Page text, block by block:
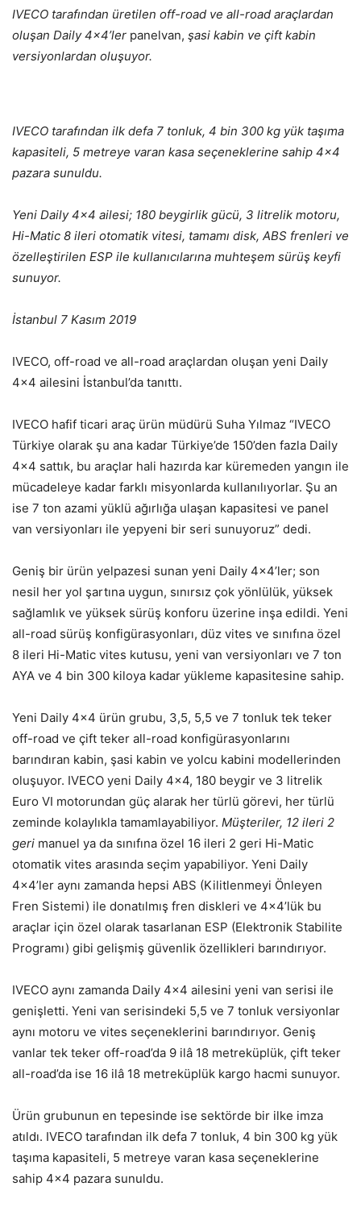
IVECO tarafından üretilen off-road ve all-road araçlardan
oluşan Daily 4×4’ler panelvan, şasi kabin ve çift kabin
versiyonlardan oluşuyor.
IVECO tarafından ilk defa 7 tonluk, 4 bin 300 kg yük taşıma
kapasiteli, 5 metreye varan kasa seçeneklerine sahip 4×4
pazara sunuldu.
Yeni Daily 4×4 ailesi; 180 beygirlik gücü, 3 litrelik motoru,
Hi-Matic 8 ileri otomatik vitesi, tamamı disk, ABS frenleri ve
özelleştirilen ESP ile kullanıcılarına muhteşem sürüş keyfi
sunuyor.
İstanbul 7 Kasım 2019
IVECO, off-road ve all-road araçlardan oluşan yeni Daily
4×4 ailesini İstanbul’da tanıttı.
IVECO hafif ticari araç ürün müdürü Suha Yılmaz “IVECO
Türkiye olarak şu ana kadar Türkiye’de 150’den fazla Daily
4×4 sattık, bu araçlar hali hazırda kar küremeden yangın ile
mücadeleye kadar farklı misyonlarda kullanılıyorlar. Şu an
ise 7 ton azami yüklü ağırlığa ulaşan kapasitesi ve panel
van versiyonları ile yepyeni bir seri sunuyoruz” dedi.
Geniş bir ürün yelpazesi sunan yeni Daily 4×4’ler; son
nesil her yol şartına uygun, sınırsız çok yönlülük, yüksek
sağlamlık ve yüksek sürüş konforu üzerine inşa edildi. Yeni
all-road sürüş konfigürasyonları, düz vites ve sınıfına özel
8 ileri Hi-Matic vites kutusu, yeni van versiyonları ve 7 ton
AYA ve 4 bin 300 kiloya kadar yükleme kapasitesine sahip.
Yeni Daily 4×4 ürün grubu, 3,5, 5,5 ve 7 tonluk tek teker
off-road ve çift teker all-road konfigürasyonlarını
barındıran kabin, şasi kabin ve yolcu kabini modellerinden
oluşuyor. IVECO yeni Daily 4×4, 180 beygir ve 3 litrelik
Euro VI motorundan güç alarak her türlü görevi, her türlü
zeminde kolaylıkla tamamlayabiliyor. Müşteriler, 12 ileri 2
geri manuel ya da sınıfına özel 16 ileri 2 geri Hi-Matic
otomatik vites arasında seçim yapabiliyor. Yeni Daily
4×4’ler aynı zamanda hepsi ABS (Kilitlenmeyi Önleyen
Fren Sistemi) ile donatılmış fren diskleri ve 4×4’lük bu
araçlar için özel olarak tasarlanan ESP (Elektronik Stabilite
Programı) gibi gelişmiş güvenlik özellikleri barındırıyor.
IVECO aynı zamanda Daily 4×4 ailesini yeni van serisi ile
genişletti. Yeni van serisindeki 5,5 ve 7 tonluk versiyonlar
aynı motoru ve vites seçeneklerini barındırıyor. Geniş
vanlar tek teker off-road’da 9 ilâ 18 metreküplük, çift teker
all-road’da ise 16 ilâ 18 metreküplük kargo hacmi sunuyor.
Ürün grubunun en tepesinde ise sektörde bir ilke imza
atıldı. IVECO tarafından ilk defa 7 tonluk, 4 bin 300 kg yük
taşıma kapasiteli, 5 metreye varan kasa seçeneklerine
sahip 4×4 pazara sunuldu.